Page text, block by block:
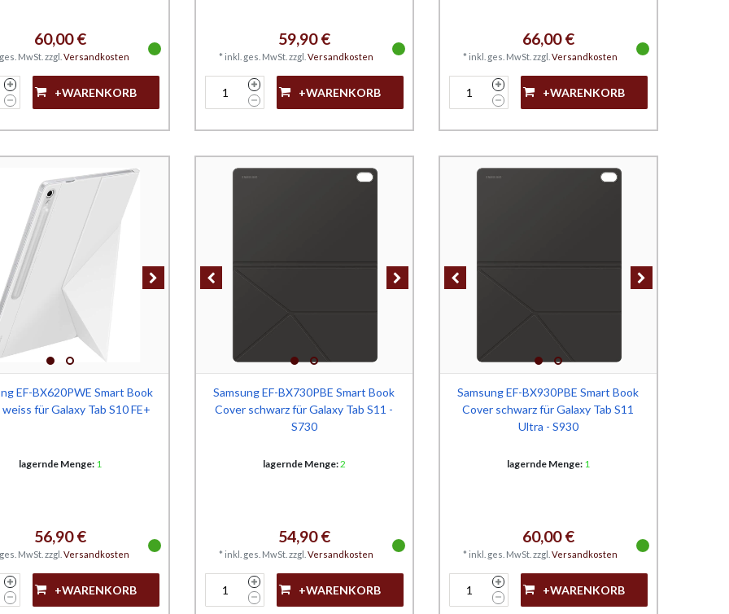
60,00 €
MwSt. zzgl. Versandkosten
+WARENKORB
59,90 €
* inkl. ges. MwSt. zzgl. Versandkosten
+WARENKORB
66,00 €
* inkl. ges. MwSt. zzgl. Versandkosten
+WARENKORB
EF-BX620PWE Smart Book
für Galaxy Tab S10 FE+
lagernde Menge: 1
56,90 €
MwSt. zzgl. Versandkosten
+WARENKORB
Samsung EF-BX730PBE Smart Book
Cover schwarz für Galaxy Tab S11 -
S730
lagernde Menge:2
54,90 €
* inkl. ges. MwSt. zzgl. Versandkosten
+WARENKORB
Samsung EF-BX930PBE Smart Book
Cover schwarz für Galaxy Tab S11
Ultra - S930
lagernde Menge: 1
60,00 €
* inkl. ges. MwSt. zzgl. Versandkosten
+WARENKORB